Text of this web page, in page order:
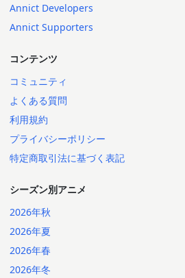
Annict Developers
Annict Supporters
コンテンツ
コミュニティ
よくある質問
利用規約
プライバシーポリシー
特定商取引法に基づく表記
シーズン別アニメ
2026年秋
2026年夏
2026年春
2026年冬